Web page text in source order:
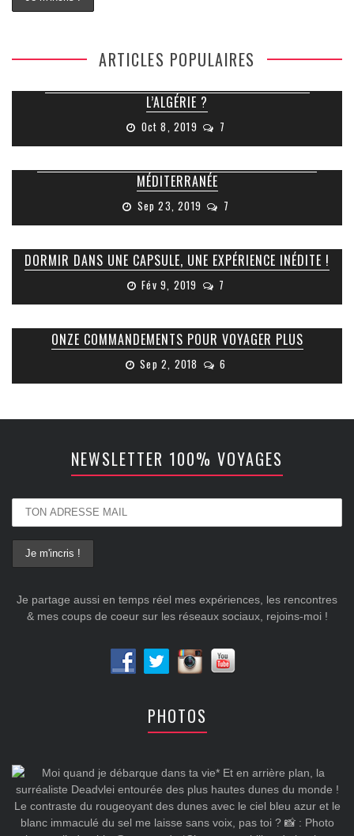
ARTICLES POPULAIRES
L’ALGÉRIE ?
Oct 8, 2019 7
MÉDITERRANÉE
Sep 23, 2019 7
DORMIR DANS UNE CAPSULE, UNE EXPÉRIENCE INÉDITE !
Fév 9, 2019 7
ONZE COMMANDEMENTS POUR VOYAGER PLUS
Sep 2, 2018 6
NEWSLETTER 100% VOYAGES
Je partage aussi en temps réel mes expériences, les rencontres
& mes coups de coeur sur les réseaux sociaux, rejoins-moi !
PHOTOS